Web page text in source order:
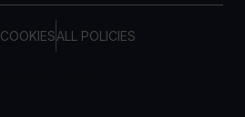
COOKIESALL POLICIES